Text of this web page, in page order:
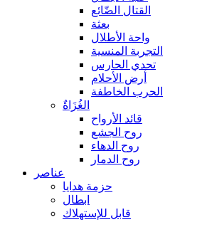
القتال الضّائع
بعثة
واحة الأطلال
التجربة المنسية
تحدي الحارس
أرض الأحلام
الحرب الخاطفة
الغُزَاةٌ
قائد الأرواح
روح الجشع
روح الدهاء
روح الدمار
عناصر
حزمة هدايا
ابطال
قابل للإستهلاك